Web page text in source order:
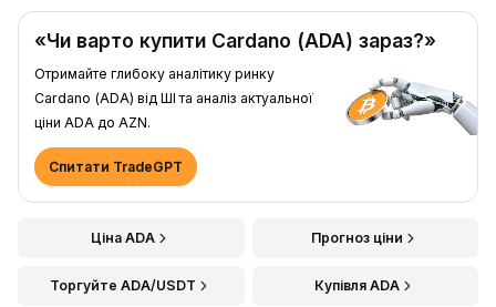
«Чи варто купити Cardano (ADA) зараз?»
Отримайте глибоку аналітику ринку
Cardano (ADA) від ШІ та аналіз актуальної
ціни ADA до AZN.
Спитати TradeGPT
Ціна ADA Прогноз ціни
Торгуйте ADA/USDT Купівля ADA